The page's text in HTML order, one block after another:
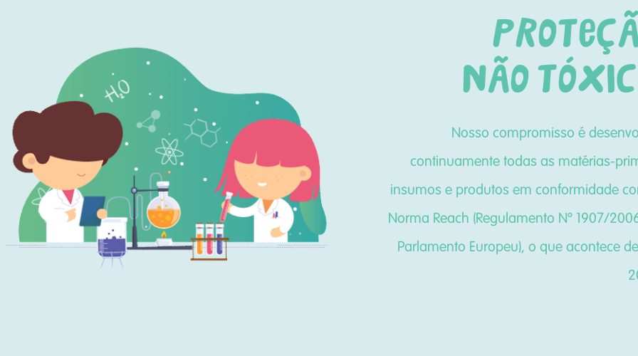
não
Nosso compromisso é
continuamente todas as matérias-
insumos e produtos em conformidade
Norma Reach (Regulamento Nº 1907/
Parlamento Europeu), o que acontece